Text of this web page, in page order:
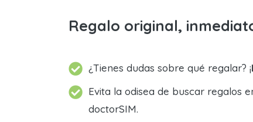
Regalo original,
¿Tienes dudas sobre qué regalar? ¡
Evita la odisea de buscar regalos
doctorSIM.